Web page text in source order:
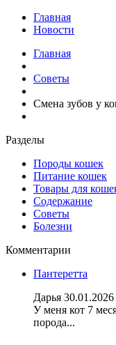
Главная
Новости
Главная
Советы
Смена зубов у
Разделы
Породы кошек
Питание кошек
Товары для
Содержание
Советы
Болезни
Комментарии
Пантеретта
Дарья
У меня кот 7
порода...